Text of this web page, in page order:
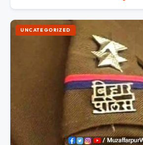
UNCATEGORIZED